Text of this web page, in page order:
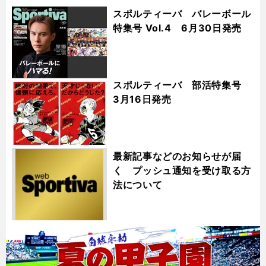
スポルティーバ バレーボール
特集号 Vol.4 6月30日発売
スポルティーバ 部活特集号
3月16日発売
最新記事などのお知らせが届
く プッシュ通知を受け取る方
法について